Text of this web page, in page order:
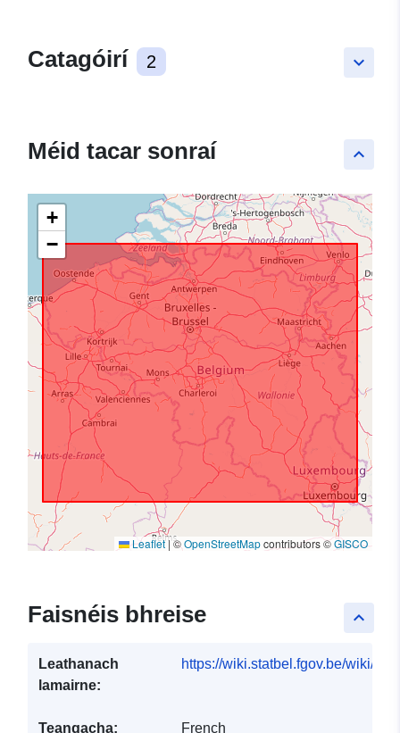
keyboard_arrow_down
Catagóirí 2
keyboard_arrow_up
Méid tacar sonraí
+
−
Leaflet|©OpenStreetMapcontributors ©GISCO
keyboard_arrow_up
Faisnéis bhreise
Leathanach
lamairne:
https://wiki.statbel.fgov.be/wiki/
Teangacha:
French